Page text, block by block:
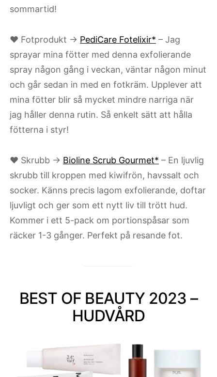
sommartid!
♥ Fotprodukt → PediCare Fotelixir* – Jag
sprayar mina fötter med denna exfolierande
spray någon gång i veckan, väntar någon minut
och går sedan in med en fotkräm. Upplever att
mina fötter blir så mycket mindre narriga när
jag håller denna rutin. Så enkelt sätt att hålla
fötterna i styr!
♥ Skrubb → Bioline Scrub Gourmet* – En ljuvlig
skrubb till kroppen med kiwifrön, havssalt och
socker. Känns precis lagom exfolierande, doftar
ljuvligt och ger som ett nytt liv till trött hud.
Kommer i ett 5-pack om portionspåsar som
räcker 1-3 gånger. Perfekt på resande fot.
BEST OF BEAUTY 2023 –
HUDVÅRD